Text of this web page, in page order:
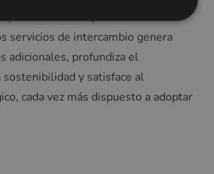
la venta de productos de
servicios de intercambio genera
adicionales, profundiza el
y satisface al
cada vez más dispuesto a adoptar
DUTCH
HUNGARIAN
SLOVENIAN